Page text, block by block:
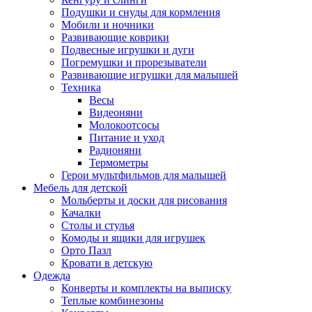
Подушки и снуды для кормления
Мобили и ночники
Развивающие коврики
Подвесные игрушки и дуги
Погремушки и прорезыватели
Развивающие игрушки для малышей
Техника
Весы
Видеоняни
Молокоотсосы
Питание и уход
Радионяни
Термометры
Герои мультфильмов для малышей
Мебель для детской
Мольберты и доски для рисования
Качалки
Столы и стулья
Комоды и ящики для игрушек
Орто Пазл
Кровати в детскую
Одежда
Конверты и комплекты на выписку
Теплые комбинезоны